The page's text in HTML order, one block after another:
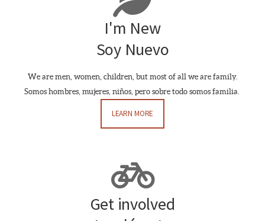
I'm New
Soy Nuevo
We are men, women, children, but most of all we are family.
Somos hombres, mujeres, niños, pero sobre todo somos familia.
LEARN MORE

Get involved